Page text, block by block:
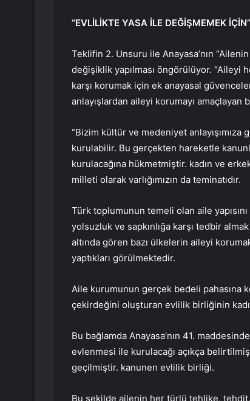
“EVLİLİKTE YASA İLE DEĞİŞMEMEK İÇİN”
Teklifin 2. Unsuru ile Anayasa’nın
değişiklik yapılması öngörülüyor. “Aileyi
karşı korumak için ek anayasal
anlayışlardan aileyi korumayı amaçlayan
“Bizim kültür ve medeniyet
kurulabilir. Bu gerçekten hareketle
kurulacağına hükmetmiştir. kadın ve
milleti olarak varlığımızın da teminatıdır.
Türk toplumunun temeli olan aile
yolsuzluk ve sapkınlığa karşı tedbir
altında gören bazı ülkelerin aileyi
yaptıkları görülmektedir.
Aile kurumunun gerçek bedeli pahasına
çekirdeğini oluşturan evlilik birliğinin
Bu bağlamda Anayasa’nın 41.
evlenmesi ile kurulacağı açıkça
geçilmiştir. kanunen evlilik birliği.
Bu şekilde ailenin her türlü tehlike, tehdit,